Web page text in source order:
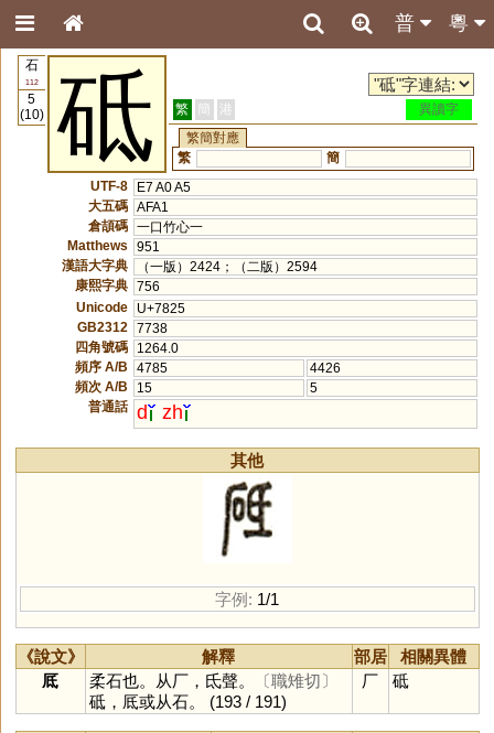
粵
普
石
112
5
(10)
砥 繁 簡 港
異讀字
繁簡對應
繁
簡
UTF-8
E7 A0 A5
大五碼 AFA1
倉頡碼 一口竹心一
Matthews
951
漢語大字典
（一版）2424；（二版）2594
康熙字典 756
Unicode
U+7825
GB2312
7738
四角號碼
1264.0
頻序 A/B
4785
4426
頻次 A/B
15
5
普通話 d zh
其他
字例: 1/1
《說文》 解釋 部居
相關異體
厎
柔石也。从厂，氐聲。
〔職雉切〕
砥，厎或从石。 (193 / 191)
厂 砥